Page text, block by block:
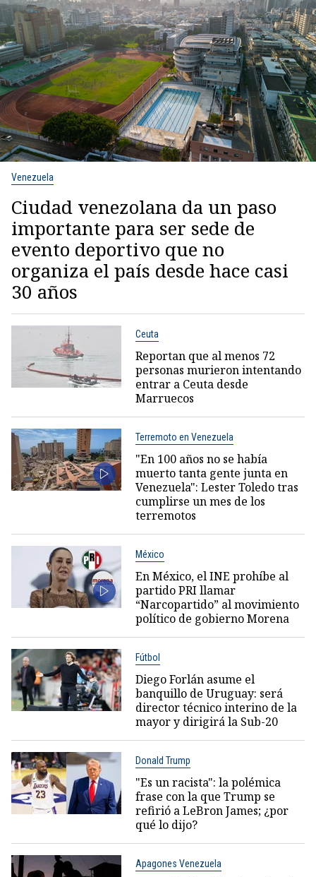
Venezuela
Ciudad venezolana da un paso
importante para ser sede de
evento deportivo que no
organiza el país desde hace casi
30 años
Ceuta
Reportan que al menos 72
personas murieron intentando
entrar a Ceuta desde
Marruecos
Terremoto en Venezuela
"En 100 años no se había
muerto tanta gente junta en
Venezuela": Lester Toledo tras
cumplirse un mes de los
terremotos
México
En México, el INE prohíbe al
partido PRI llamar
“Narcopartido” al movimiento
político de gobierno Morena
Fútbol
Diego Forlán asume el
banquillo de Uruguay: será
director técnico interino de la
mayor y dirigirá la Sub-20
Donald Trump
"Es un racista": la polémica
frase con la que Trump se
refirió a LeBron James; ¿por
qué lo dijo?
Apagones Venezuela